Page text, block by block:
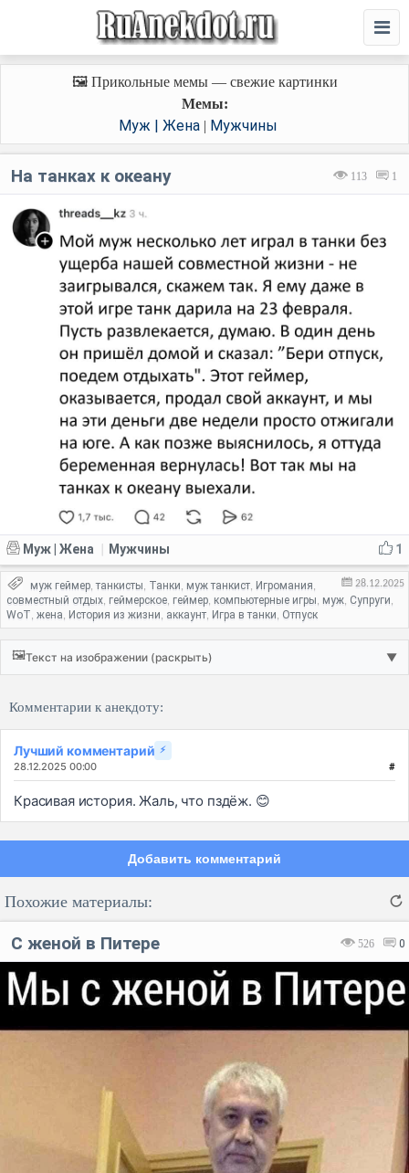
🖼️ Прикольные мемы — свежие картинки
Мемы:
Муж | Жена| Мужчины
113 1
На танках к океану
1
Муж | Жена Мужчины
28.12.2025
муж геймер,танкисты, Танки, муж танкист, Игромания,
совместный отдых, геймерское, геймер, компьютерные игры, муж, Супруги,
WoT, жена, История из жизни, аккаунт, Игра в танки, Отпуск
🖼️Текст на изображении (раскрыть) ▼
Комментарии к анекдоту:
Лучший комментарий ⚡
28.12.2025 00:00 #
Красивая история. Жаль, что пздёж. 😊
Добавить комментарий
Похожие материалы:
526 0
С женой в Питере